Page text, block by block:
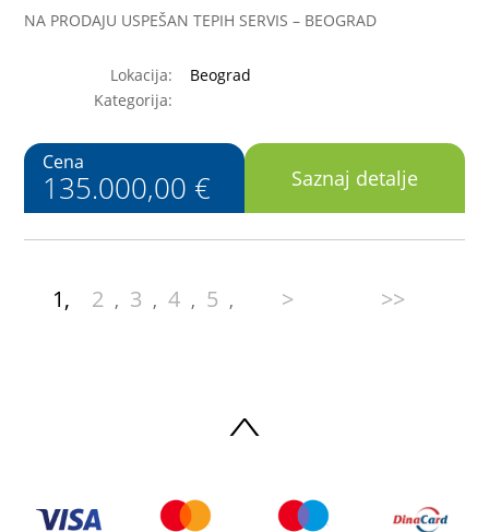
NA PRODAJU USPEŠAN TEPIH SERVIS – BEOGRAD
Lokacija:
Beograd
Kategorija:
Cena
135.000,00 € Saznaj detalje
1, 2 , 3 , 4 , 5 , > >>